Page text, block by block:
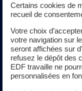
Plus de 230
essentiels à son
passionnants, qui
énergétique.
Découvrez-les !
Certains cookies de
recueil de
Votre choix
votre navigation sur
seront affichées sur
refusez le dépôt des
EDF travaille ne
personnalisées en